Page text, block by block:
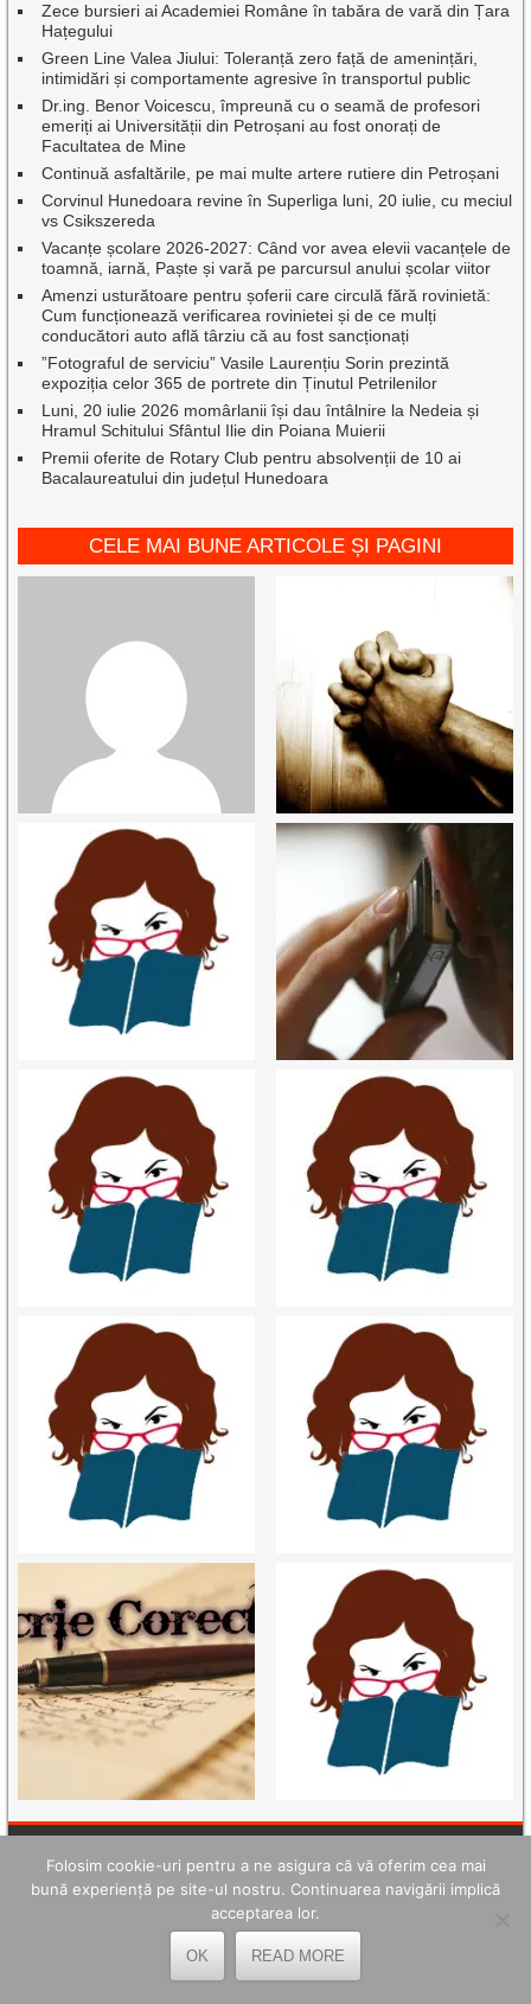
Zece bursieri ai Academiei Române în tabăra de vară din Țara
Hațegului
Green Line Valea Jiului: Toleranță zero față de amenințări,
intimidări și comportamente agresive în transportul public
Dr.ing. Benor Voicescu, împreună cu o seamă de profesori
emeriți ai Universității din Petroșani au fost onorați de
Facultatea de Mine
Continuă asfaltările, pe mai multe artere rutiere din Petroșani
Corvinul Hunedoara revine în Superliga luni, 20 iulie, cu meciul
vs Csikszereda
Vacanțe școlare 2026-2027: Când vor avea elevii vacanțele de
toamnă, iarnă, Paște și vară pe parcursul anului școlar viitor
Amenzi usturătoare pentru șoferii care circulă fără rovinietă:
Cum funcționează verificarea rovinietei și de ce mulți
conducători auto află târziu că au fost sancționați
”Fotograful de serviciu” Vasile Laurențiu Sorin prezintă
expoziția celor 365 de portrete din Ținutul Petrilenilor
Luni, 20 iulie 2026 momârlanii își dau întâlnire la Nedeia și
Hramul Schitului Sfântul Ilie din Poiana Muierii
Premii oferite de Rotary Club pentru absolvenții de 10 ai
Bacalaureatului din județul Hunedoara
CELE MAI BUNE ARTICOLE ȘI PAGINI
TELEFOANE UTILE
OPC Hunedoara - 0254.214.971
Poliția Petroșani - 0254.541.930
Folosim cookie-uri pentru a ne asigura că vă oferim cea mai
bună experiență pe site-ul nostru. Continuarea navigării implică
acceptarea lor.
OK READ MORE